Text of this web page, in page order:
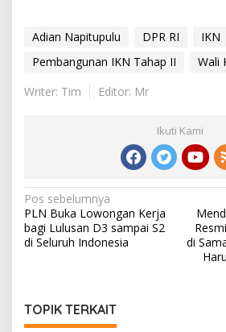
Adian Napitupulu DPR RI IKN
Pembangunan IKN Tahap II
Wali
Writer: Tim
Editor: Mr
Ikuti Kami
Navigasi
pos
Pos sebelumnya
PLN Buka Lowongan Kerja
bagi Lulusan D3 sampai S2
di Seluruh Indonesia
di
TOPIK TERKAIT